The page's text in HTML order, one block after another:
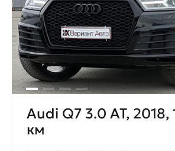
Audi Q7 3.0 AT, 2018,
км